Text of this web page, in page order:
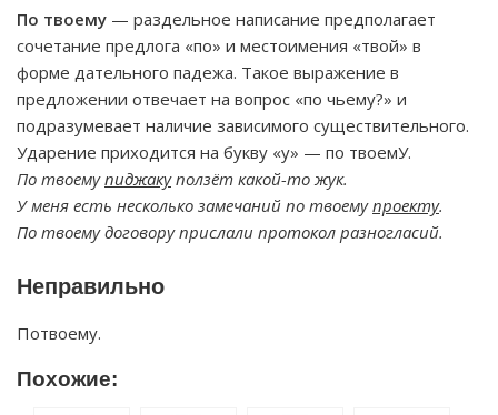
По твоему — раздельное написание предполагает
сочетание предлога «по» и местоимения «твой» в
форме дательного падежа. Такое выражение в
предложении отвечает на вопрос «по чьему?» и
подразумевает наличие зависимого существительного.
Ударение приходится на букву «у» — по твоемУ.
По твоемупиджакуползёт какой-то жук.
У меня есть несколько замечаний по твоемупроекту.
По твоему договору прислали протокол разногласий.
Неправильно
Потвоему.
Похожие: